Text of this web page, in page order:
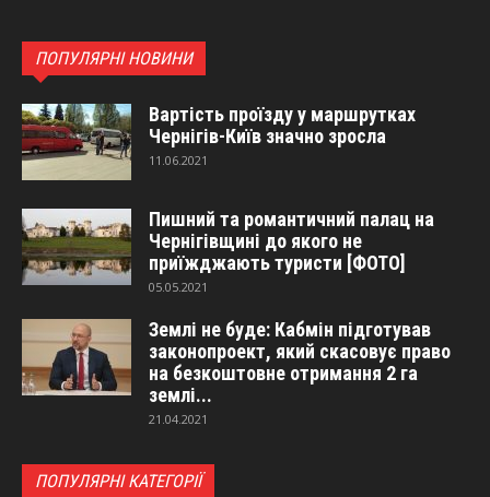
ПОПУЛЯРНІ НОВИНИ
Вартість проїзду у маршрутках
Чернігів-Київ значно зросла
11.06.2021
Пишний та романтичний палац на
Чернігівщині до якого не
приїжджають туристи [ФОТО]
05.05.2021
Землі не буде: Кабмін підготував
законопроект, який скасовує право
на безкоштовне отримання 2 га
землі...
21.04.2021
ПОПУЛЯРНІ КАТЕГОРІЇ